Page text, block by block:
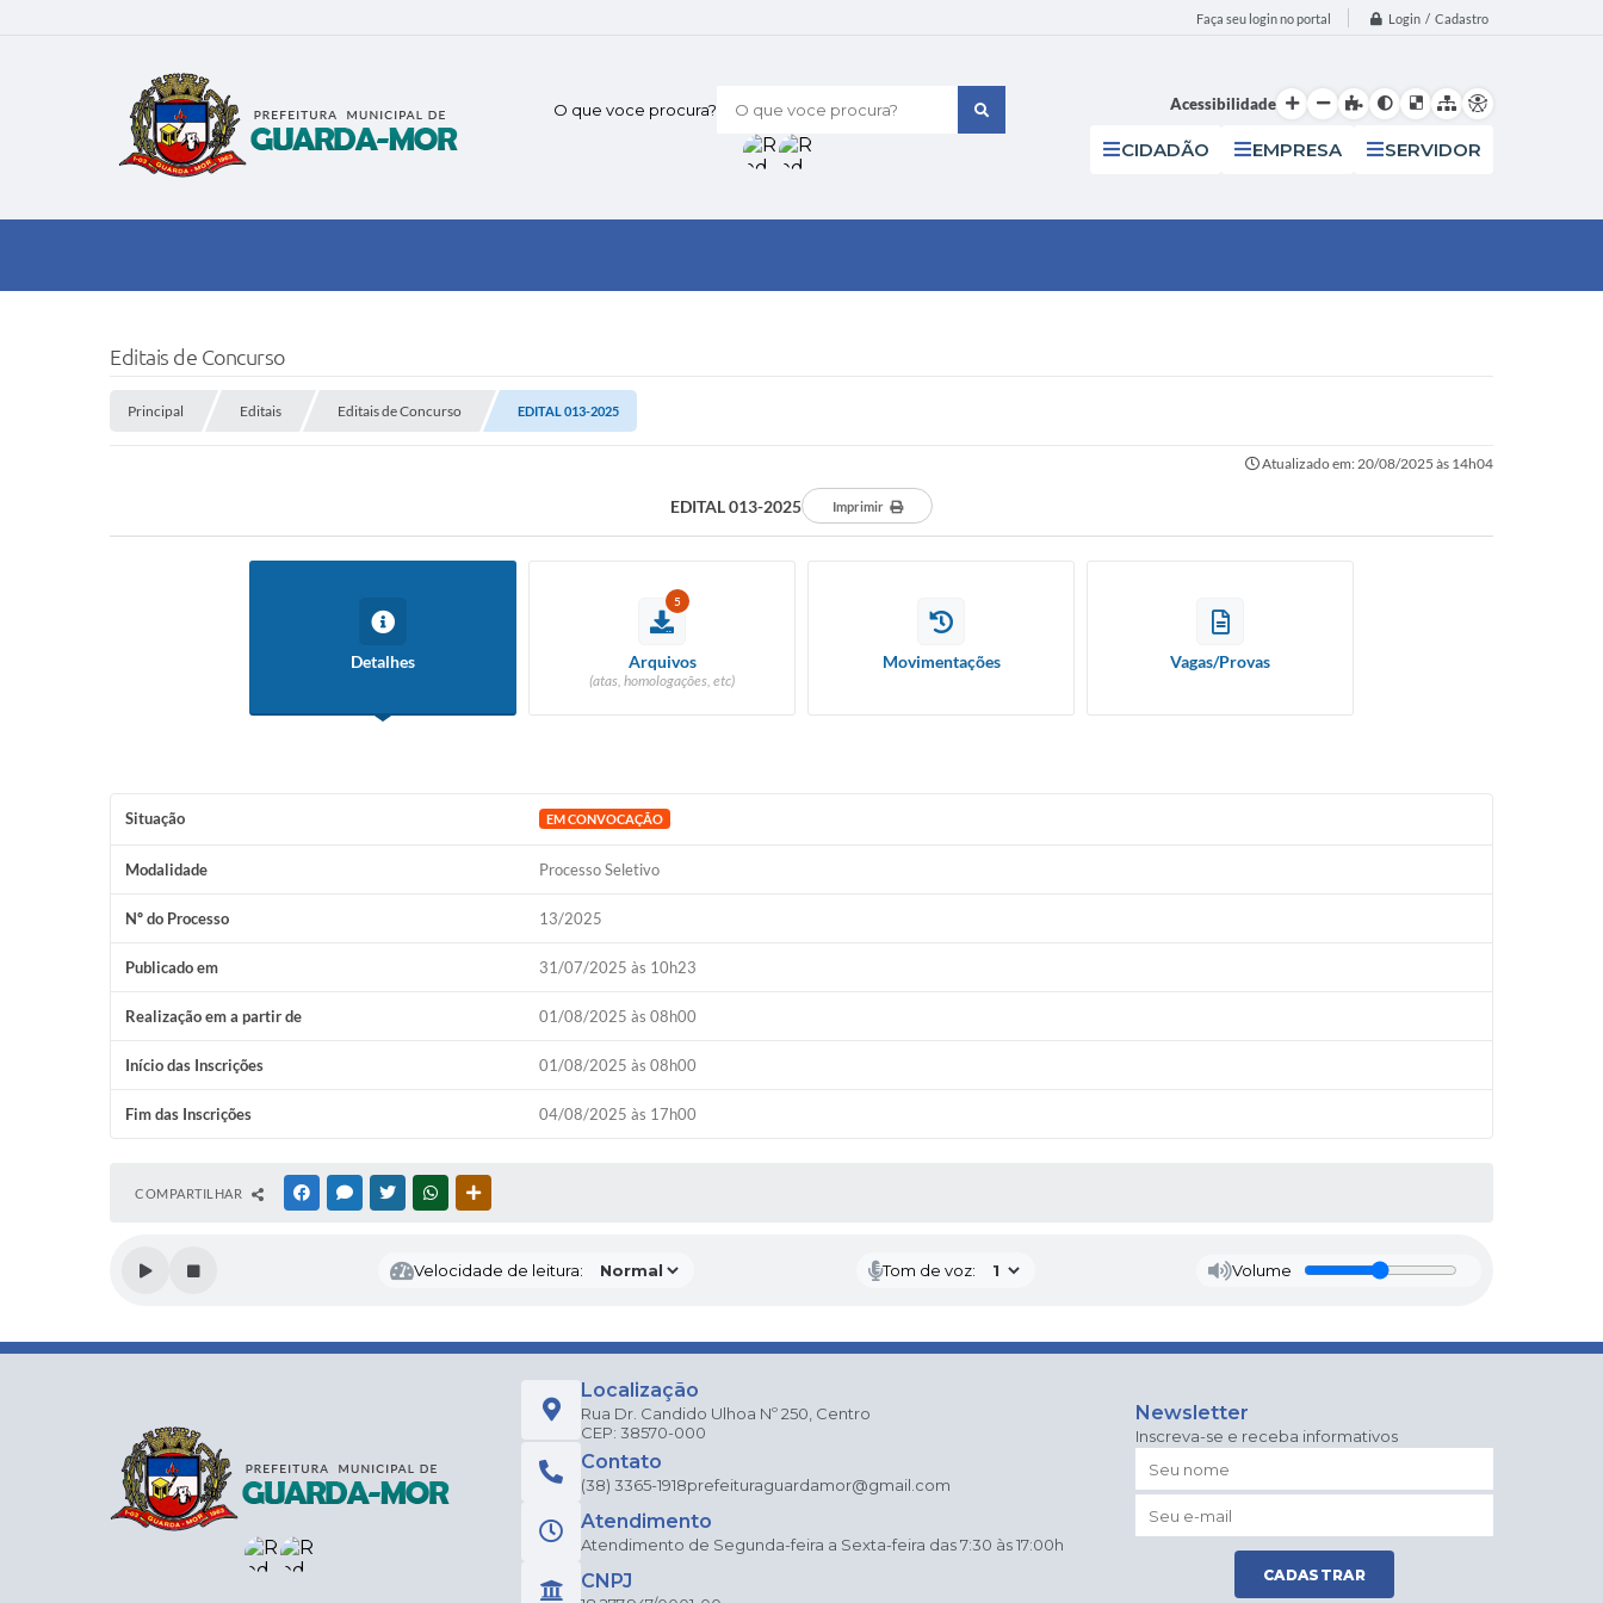
Faça seu login no portal Login / Cadastro
O que voce procura? Acessibilidade
CIDADÃO EMPRESA SERVIDOR
Editais de Concurso
Principal Editais Editais de Concurso EDITAL 013-2025
Atualizado em: 20/08/2025 às 14h04
EDITAL 013-2025 Imprimir
Detalhes
5
Arquivos
(atas, homologações, etc)
Movimentações Vagas/Provas
Situação EM CONVOCAÇÃO
Modalidade Processo Seletivo
Nº do Processo 13/2025
Publicado em 31/07/2025 às 10h23
Realização em a partir de 01/08/2025 às 08h00
Início das Inscrições 01/08/2025 às 08h00
Fim das Inscrições 04/08/2025 às 17h00
COMPARTILHAR FACEBOOKMESSENGER
TWITTERWHATSAPP
Velocidade de leitura: Tom de voz: Volume
Localização
Rua Dr. Candido Ulhoa Nº 250, Centro
CEP: 38570-000
Contato
(38) 3365-1918prefeituraguardamor@gmail.com
Atendimento
Atendimento de Segunda-feira a Sexta-feira das 7:30 às 17:00h
CNPJ
Newsletter
Inscreva-se e receba informativos
CADASTRAR